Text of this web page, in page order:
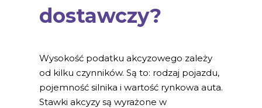
dostawczy?
Wysokość podatku akcyzowego zależy
od kilku czynników. Są to: rodzaj pojazdu,
pojemność silnika i wartość rynkowa auta.
Stawki akcyzy są wyrażone w